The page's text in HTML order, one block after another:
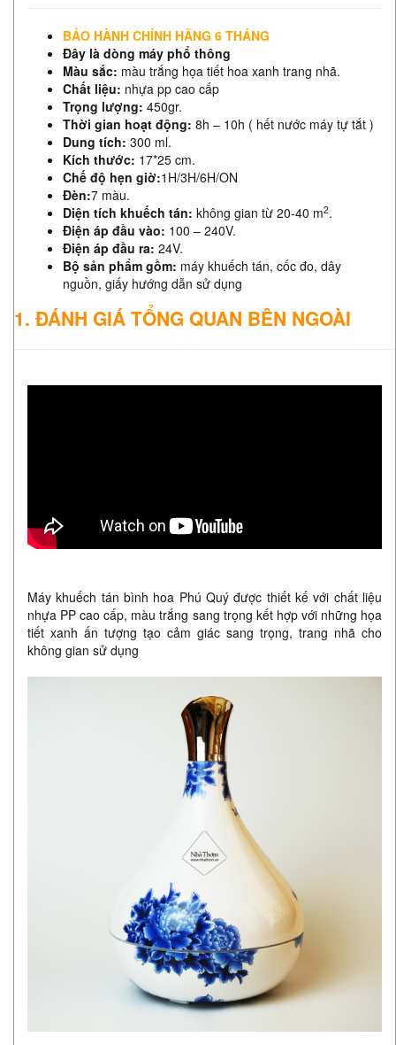
BẢO HÀNH CHÍNH HÃNG 6 THÁNG
Đây là dòng máy phổ thông
Màu sắc: màu trắng họa tiết hoa xanh trang nhã.
Chất liệu: nhựa pp cao cấp
Trọng lượng: 450gr.
Thời gian hoạt động: 8h – 10h ( hết nước máy tự tắt )
Dung tích: 300 ml.
Kích thước: 17*25 cm.
Chế độ hẹn giờ:1H/3H/6H/ON
Đèn:7 màu.
Diện tích khuếch tán: không gian từ 20-40 m2.
Điện áp đầu vào: 100 – 240V.
Điện áp đầu ra: 24V.
Bộ sản phẩm gồm: máy khuếch tán, cốc đo, dây
nguồn, giấy hướng dẫn sử dụng
1. ĐÁNH GIÁ TỔNG QUAN BÊN NGOÀI
Máy khuếch tán bình hoa Phú Quý được thiết kế với chất liệu
nhựa PP cao cấp, màu trắng sang trọng kết hợp với những họa
tiết xanh ấn tượng tạo cảm giác sang trọng, trang nhã cho
không gian sử dụng